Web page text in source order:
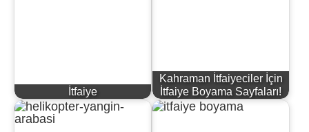
İtfaiye
Kahraman İtfaiyeciler İçin
İtfaiye Boyama Sayfaları!